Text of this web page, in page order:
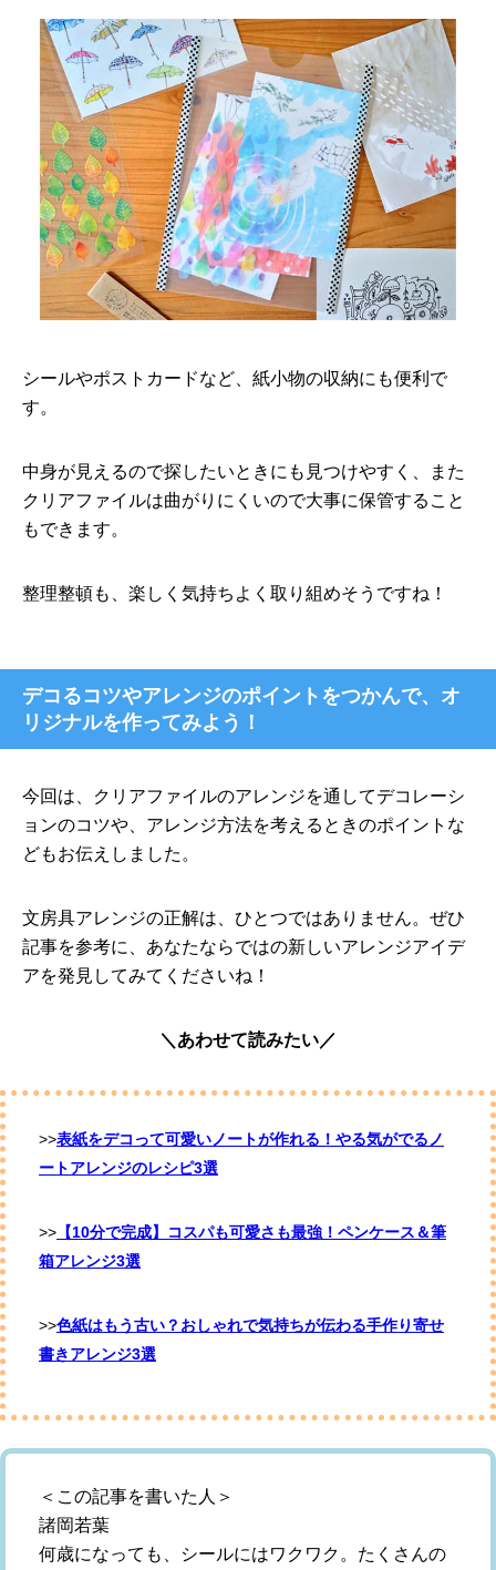
シールやポストカードなど、紙小物の収納にも便利で
す。
中身が見えるので探したいときにも見つけやすく、また
クリアファイルは曲がりにくいので大事に保管すること
もできます。
整理整頓も、楽しく気持ちよく取り組めそうですね！
デコるコツやアレンジのポイントをつかんで、オ
リジナルを作ってみよう！
今回は、クリアファイルのアレンジを通してデコレーシ
ョンのコツや、アレンジ方法を考えるときのポイントな
どもお伝えしました。
文房具アレンジの正解は、ひとつではありません。ぜひ
記事を参考に、あなたならではの新しいアレンジアイデ
アを発見してみてくださいね！
＼あわせて読みたい／
>>表紙をデコって可愛いノートが作れる！やる気がでるノ
ートアレンジのレシピ3選
>> 【10分で完成】コスパも可愛さも最強！ペンケース＆筆
箱アレンジ3選
>>色紙はもう古い？おしゃれで気持ちが伝わる手作り寄せ
書きアレンジ3選
＜この記事を書いた人＞
諸岡若葉
何歳になっても、シールにはワクワク。たくさんの